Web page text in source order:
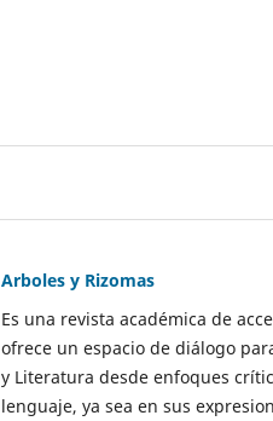
Arboles y Rizomas
Es una revista académica de
ofrece un espacio de diálogo
y Literatura desde enfoques
lenguaje, ya sea en sus